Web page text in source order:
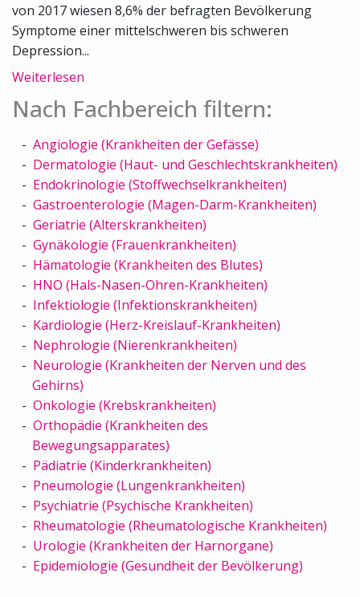
von 2017 wiesen 8,6% der befragten Bevölkerung
Symptome einer mittelschweren bis schweren
Depression...
Weiterlesen
Nach Fachbereich filtern:
Angiologie (Krankheiten der Gefässe)
Dermatologie (Haut- und Geschlechtskrankheiten)
Endokrinologie (Stoffwechselkrankheiten)
Gastroenterologie (Magen-Darm-Krankheiten)
Geriatrie (Alterskrankheiten)
Gynäkologie (Frauenkrankheiten)
Hämatologie (Krankheiten des Blutes)
HNO (Hals-Nasen-Ohren-Krankheiten)
Infektiologie (Infektionskrankheiten)
Kardiologie (Herz-Kreislauf-Krankheiten)
Nephrologie (Nierenkrankheiten)
Neurologie (Krankheiten der Nerven und des
Gehirns)
Onkologie (Krebskrankheiten)
Orthopädie (Krankheiten des
Bewegungsapparates)
Pädiatrie (Kinderkrankheiten)
Pneumologie (Lungenkrankheiten)
Psychiatrie (Psychische Krankheiten)
Rheumatologie (Rheumatologische Krankheiten)
Urologie (Krankheiten der Harnorgane)
Epidemiologie (Gesundheit der Bevölkerung)